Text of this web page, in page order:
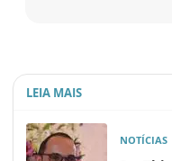
LEIA MAIS
NOTÍCIAS